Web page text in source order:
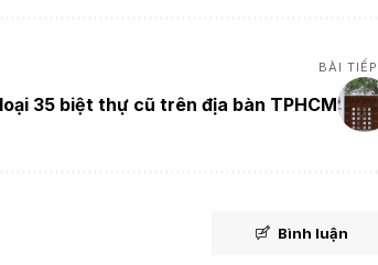
BÀI TIẾP
35 biệt thự cũ trên địa bàn TPHCM
Bình luận